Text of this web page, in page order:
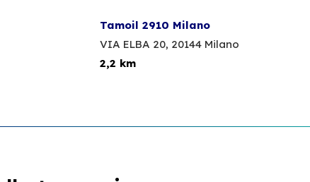
Tamoil 2910 Milano
VIA ELBA 20, 20144 Milano
2,2 km